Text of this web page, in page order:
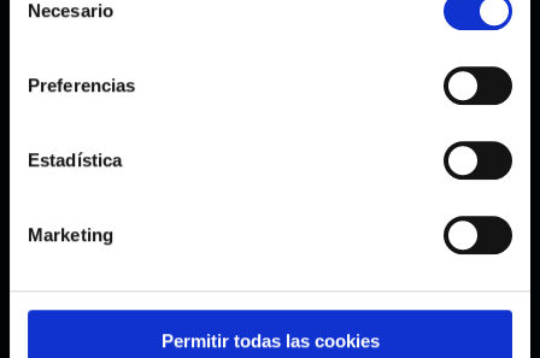
Necesario
Preferencias
Estadística
Marketing
Permitir todas las cookies
Enlaces
Programas
Política de privacidade
Política de cookies